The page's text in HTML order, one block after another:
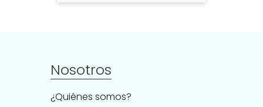
Nosotros
¿Quiénes somos?